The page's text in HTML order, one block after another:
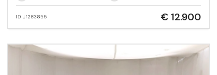
ID U1283855 € 12.900